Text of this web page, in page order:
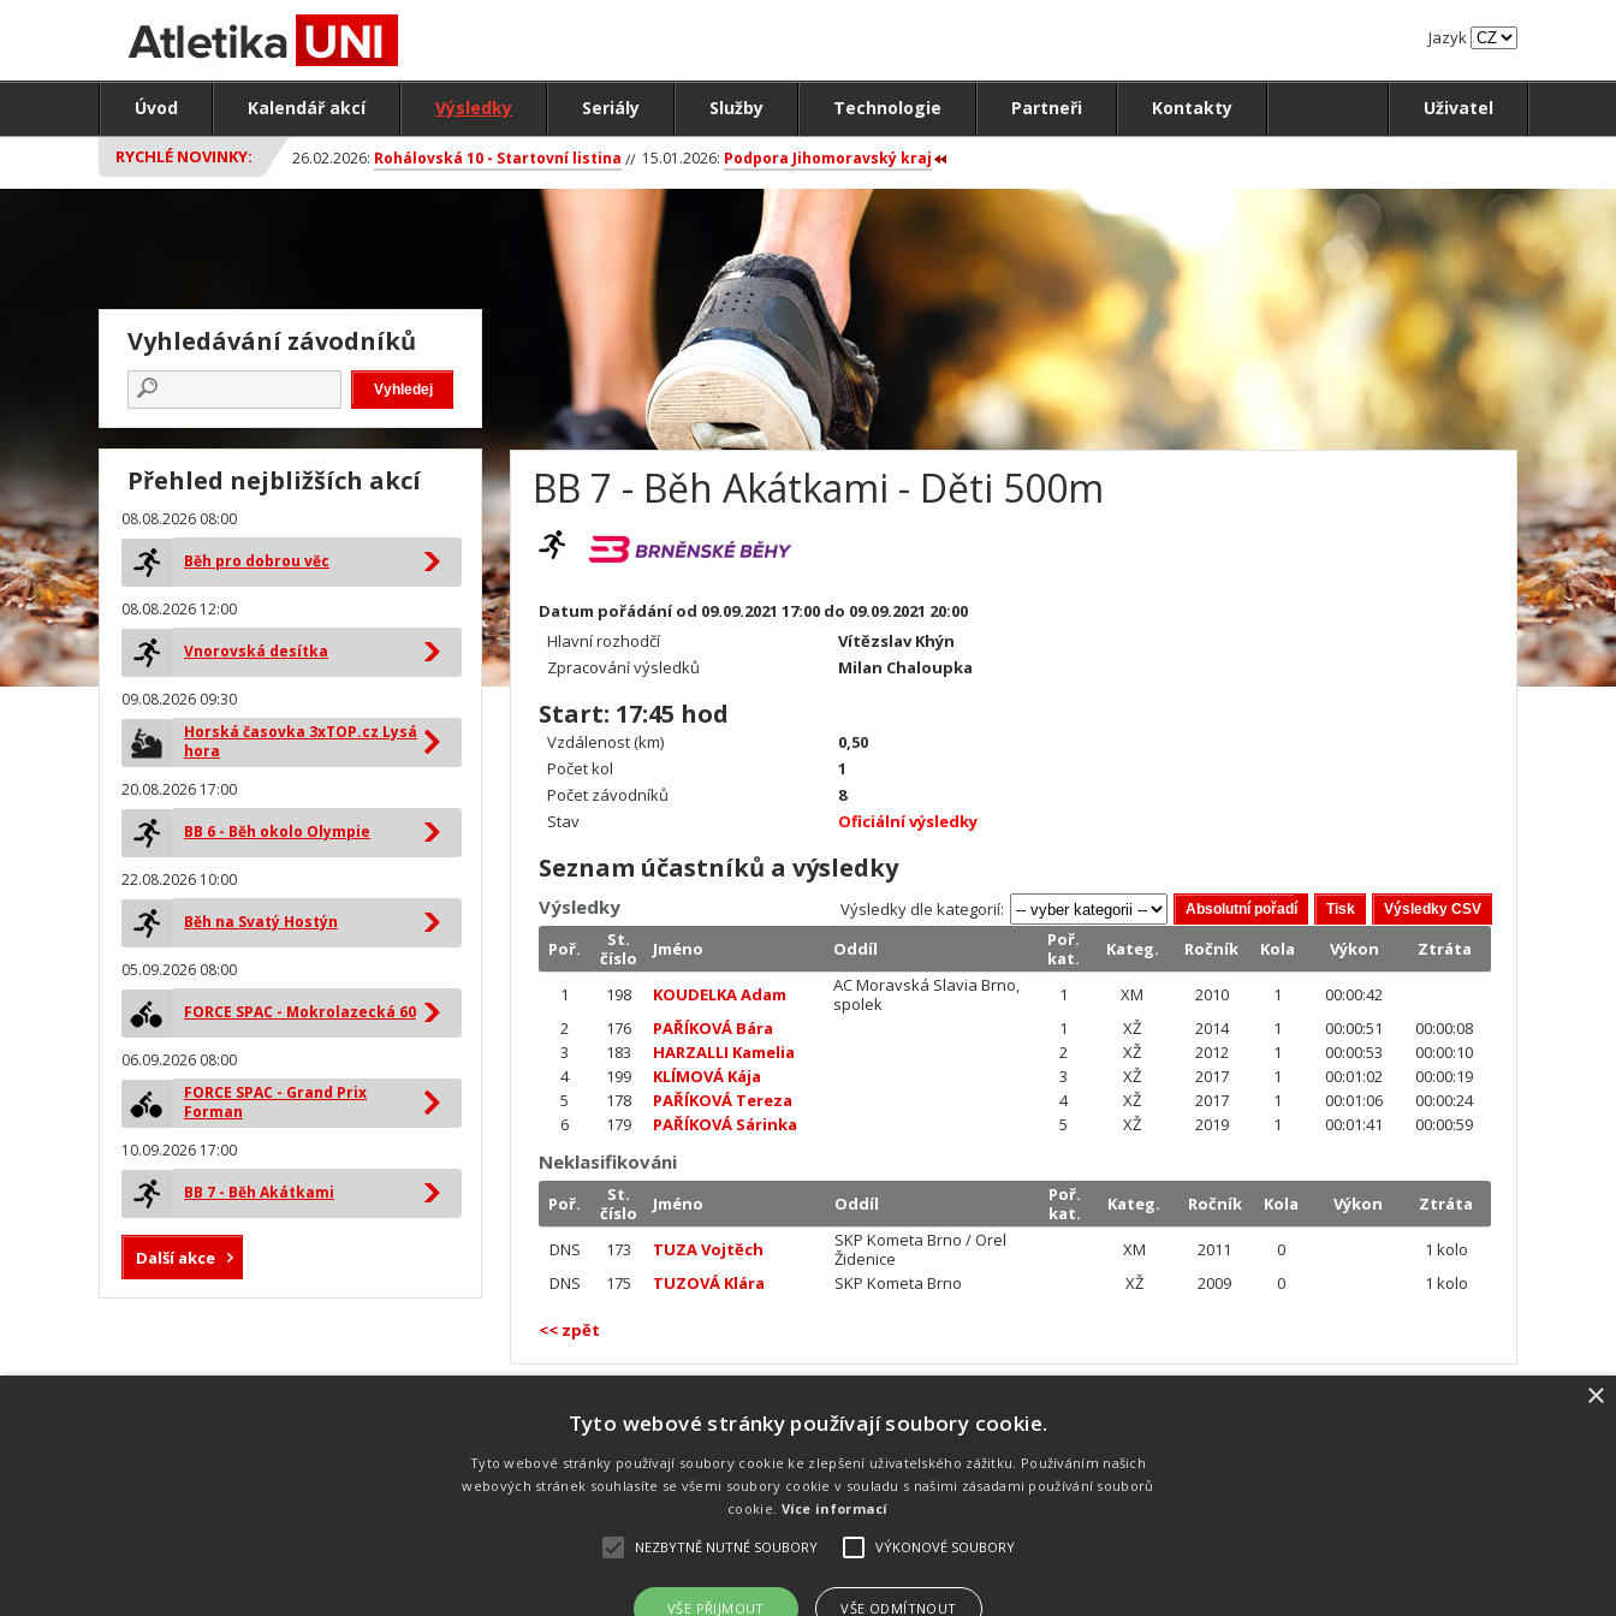
Jazyk
Úvod Kalendář akcí Výsledky Seriály Služby Technologie Partneři Kontakty Uživatel
RYCHLÉ NOVINKY: 26.02.2026: Rohálovská 10 - Startovní listina 15.01.2026: Podpora Jihomoravský kraj
BB 7 - Běh Akátkami - Děti 500m
Datum pořádání od 09.09.2021 17:00 do 09.09.2021 20:00
Hlavní rozhodčí
Vítězslav Khýn
Zpracování výsledků
Milan Chaloupka
Start: 17:45 hod
Vzdálenost (km)
0,50
Počet kol
1
Počet závodníků
8
Stav
Oficiální výsledky
Seznam účastníků a výsledky
Výsledky
Výsledky dle kategorií:
Poř.
St.
číslo
Jméno Oddíl
Poř.
kat.
Kateg. Ročník Kola Výkon Ztráta
1 198 KOUDELKA Adam
AC Moravská Slavia Brno,
spolek
1 XM 2010 1
00:00:42
2
176 PAŘÍKOVÁ Bára 1 XŽ 2014 1 00:00:51
00:00:08
3
183 HARZALLI Kamelia 2 XŽ 2012 1 00:00:53
00:00:10
4
199 KLÍMOVÁ Kája 3 XŽ 2017 1 00:01:02
00:00:19
5
178 PAŘÍKOVÁ Tereza 4 XŽ 2017 1 00:01:06
00:00:24
6
179 PAŘÍKOVÁ Sárinka 5 XŽ 2019 1 00:01:41 00:00:59
Neklasifikováni
Poř.
St.
číslo
Jméno Oddíl
Poř.
kat.
Kateg. Ročník Kola Výkon Ztráta
DNS 173 TUZA Vojtěch
SKP Kometa Brno / Orel
Židenice
XM 2011 0
1 kolo
DNS
175 TUZOVÁ Klára SKP Kometa Brno XŽ 2009 0 1 kolo
<< zpět
Vyhledávání závodníků
Přehled nejbližších akcí
08.08.2026 08:00
Běh pro dobrou věc
08.08.2026 12:00
Vnorovská desítka
09.08.2026 09:30
Horská časovka 3xTOP.cz Lysá
hora
20.08.2026 17:00
BB 6 - Běh okolo Olympie
22.08.2026 10:00
Běh na Svatý Hostýn
05.09.2026 08:00
FORCE SPAC - Mokrolazecká 60
06.09.2026 08:00
FORCE SPAC - Grand Prix
Forman
10.09.2026 17:00
BB 7 - Běh Akátkami
Další akce
technologie od společnosti MYLAPS. Tato
technologie je používána na olympijských
Náš tým
Náš tým je schopen na profesionální
úrovni zajistit pořádání sportovních
soutěží. Organizaci závodů, registraci na
místě, měření, zpracování a publikaci
zakázku. Lze online publikovat výsledky
×
Tyto webové stránky používají soubory cookie.
Tyto webové stránky používají soubory cookie ke zlepšení uživatelského zážitku. Používáním našich
webových stránek souhlasíte se všemi soubory cookie v souladu s našimi zásadami používání souborů
cookie. Více informací
NEZBYTNĚ NUTNÉ SOUBORY VÝKONOVÉ SOUBORY
VŠE PŘIJMOUT VŠE ODMÍTNOUT